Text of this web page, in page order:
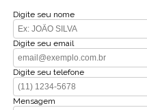
Digite seu nome
Digite seu email
Digite seu telefone
Mensagem